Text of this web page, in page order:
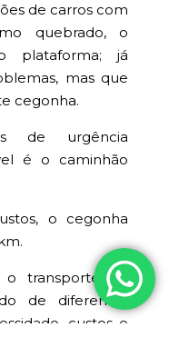
de carros com
quebrado, o
plataforma; já
mas que
cegonha.
de urgência
é o caminhão
o cegonha
o transporte de
de diferentes
custos e